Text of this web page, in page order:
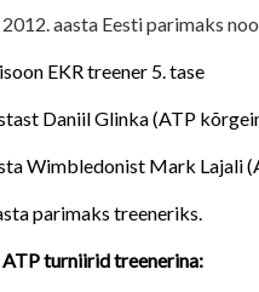
aasta Eesti parimaks
EKR treener 5. tase
Daniil Glinka (ATP
Wimbledonist Mark Lajali
parimaks treeneriks.
ATP turniirid treenerina: